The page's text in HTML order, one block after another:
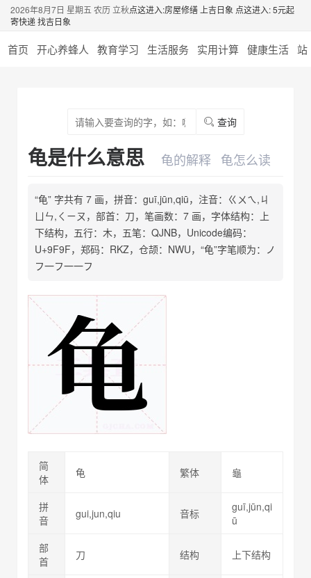
2026年8月7日 星期五 农历 立秋点这进入:房屋修缮 上吉日象 点这进入: 5元起
寄快递 找吉日象
首页 开心养蜂人 教育学习 生活服务 实用计算 健康生活 站
查询
龟是什么意思 龟的解释 龟怎么读
“龟” 字共有 7 画，拼音：guī,jūn,qiū，注音：ㄍㄨㄟ,ㄐ
ㄩㄣ,ㄑㄧㄡ，部首：刀，笔画数：7 画，字体结构：上
下结构，五行：木，五笔：QJNB，Unicode编码：
U+9F9F，郑码：RKZ，仓颉：NWU，“龟”字笔顺为：ノ
フ一フ一一フ
简
体
龟 繁体 龜
拼
音
gui,jun,qiu 音标
guī,jūn,qi
ū
部
首
刀 结构 上下结构